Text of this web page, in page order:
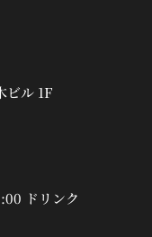
ビル 1F
ドリンク